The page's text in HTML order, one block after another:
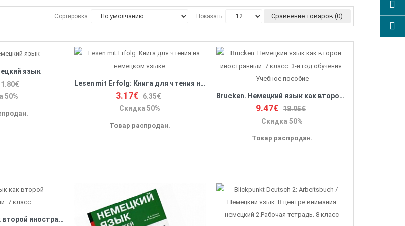
Сортировка: Показать: Сравнение товаров (0)
язык
1.80€
50%
Lesen mit Erfolg: Книга для чтения на немецком языке
3.17€ 6.35€
Скидка 50%
Товар распродан.
Brucken. Немецкий язык как второй иностранный. 7 класс. 3-й год обучения. Учебное пособие
9.47€ 18.95€
Скидка 50%
Товар распродан.
Немецкий язык как второй иностранный. 7 класс.